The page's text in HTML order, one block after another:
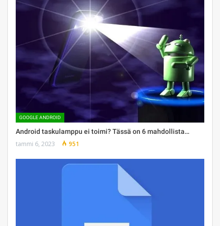
GOOGLE ANDROID
Android taskulamppu ei toimi? Tässä on 6 mahdollista…
tammi 6, 2023 951